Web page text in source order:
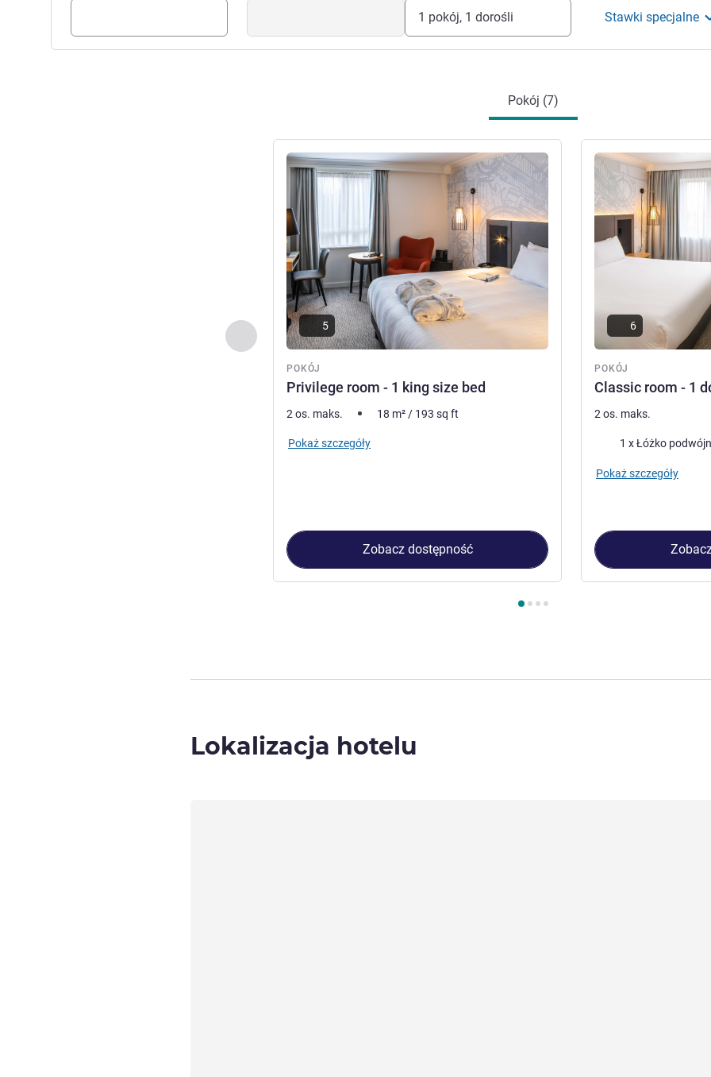
1 pokój, 1 dorośli Stawki specjalne
Pokój (7)
Poprzedni - Pokój
POKÓJ
Privilege room - 1 king size bed
Pokaż szczegóły
5
2 os. maks. 18 m² / 193 sq ft
Pokaż szczegóły
Zobacz dostępność
POKÓJ
Classic room - 1
Pokaż szczegóły
6
2 os. maks.
Pościel1 x Łóżko
Pokaż szczegóły
Lokalizacja hotelu